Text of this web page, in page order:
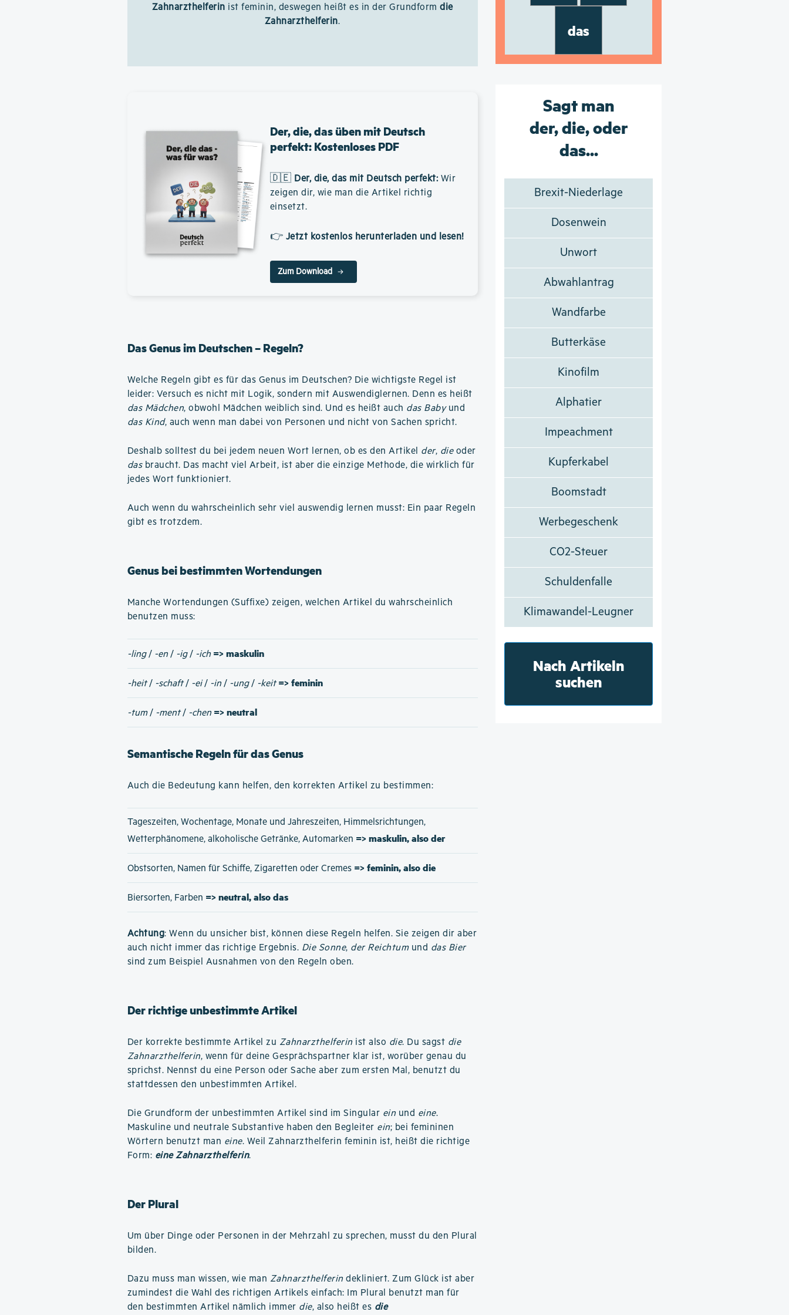
Zahnarzthelferin ist feminin, deswegen heißt es in der Grundformdie
Zahnarzthelferin.
Der, die, das üben mit Deutsch
perfekt: Kostenloses PDF
🇩🇪 Der, die, das mit Deutsch perfekt: Wir
zeigen dir, wie man die Artikel richtig
einsetzt.
👉 Jetzt kostenlos herunterladen und lesen!
Zum Download
Das Genus im Deutschen – Regeln?
Welche Regeln gibt es für das Genus im Deutschen? Die wichtigste Regel ist
leider: Versuch es nicht mit Logik, sondern mit Auswendiglernen. Denn es heißt
das Mädchen, obwohl Mädchen weiblich sind. Und es heißt auch das Babyund
das Kind, auch wenn man dabei von Personen und nicht von Sachen spricht.
Deshalb solltest du bei jedem neuen Wort lernen, ob es den Artikel der, dieoder
dasbraucht. Das macht viel Arbeit, ist aber die einzige Methode, die wirklich für
jedes Wort funktioniert.
Auch wenn du wahrscheinlich sehr viel auswendig lernen musst: Ein paar Regeln
gibt es trotzdem.
Genus bei bestimmten Wortendungen
Manche Wortendungen (Suffixe) zeigen, welchen Artikel du wahrscheinlich
benutzen muss:
-ling/ -en/ -ig/ -ich => maskulin
-heit/ -schaft/ -ei/ -in/ -ung/ -keit => feminin
-tum/ -ment/ -chen => neutral
Semantische Regeln für das Genus
Auch die Bedeutung kann helfen, den korrekten Artikel zu bestimmen:
Tageszeiten, Wochentage, Monate und Jahreszeiten, Himmelsrichtungen,
Wetterphänomene, alkoholische Getränke, Automarken => maskulin, also der
Obstsorten, Namen für Schiffe, Zigaretten oder Cremes => feminin, also die
Biersorten, Farben => neutral, also das
Achtung: Wenn du unsicher bist, können diese Regeln helfen. Sie zeigen dir aber
auch nicht immer das richtige Ergebnis. Die Sonne, der Reichtumund das Bier
sind zum Beispiel Ausnahmen von den Regeln oben.
Der richtige unbestimmte Artikel
Der korrekte bestimmte Artikel zu Zahnarzthelferin ist also die. Du sagst die
Zahnarzthelferin, wenn für deine Gesprächspartner klar ist, worüber genau du
sprichst. Nennst du eine Person oder Sache aber zum ersten Mal, benutzt du
stattdessen den unbestimmten Artikel.
Die Grundform der unbestimmten Artikel sind im Singular ein und eine.
Maskuline und neutrale Substantive haben den Begleiter ein; bei femininen
Wörtern benutzt man eine. Weil Zahnarzthelferin feminin ist, heißt die richtige
Form: eine Zahnarzthelferin.
Der Plural
Um über Dinge oder Personen in der Mehrzahl zu sprechen, musst du den Plural
bilden.
Dazu muss man wissen, wie man Zahnarzthelferin dekliniert. Zum Glück ist aber
zumindest die Wahl des richtigen Artikels einfach: Im Plural benutzt man für
den bestimmten Artikel nämlich immer die, also heißt es die
das
Sagt man
der, die, oder
das...
Brexit-Niederlage
Dosenwein
Unwort
Abwahlantrag
Wandfarbe
Butterkäse
Kinofilm
Alphatier
Impeachment
Kupferkabel
Boomstadt
Werbegeschenk
CO2-Steuer
Schuldenfalle
Klimawandel-Leugner
Nach Artikeln
suchen